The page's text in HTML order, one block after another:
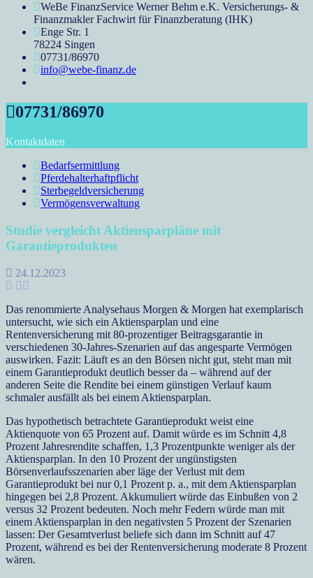
WeBe FinanzService Werner Behm e.K. Versicherungs- &
Finanzmakler Fachwirt für Finanzberatung (IHK)
Enge Str. 1
78224 Singen
07731/86970
info@webe-finanz.de
07731/86970
Kontaktdaten
Bedarfsermittlung
Pferdehalterhaftpflicht
Sterbegeldversicherung
Vermögensverwaltung
Studie vergleicht Aktiensparpläne mit
Garantieprodukten
24.12.2023
Das renommierte Analysehaus Morgen & Morgen hat exemplarisch
untersucht, wie sich ein Aktiensparplan und eine
Rentenversicherung mit 80-prozentiger Beitragsgarantie in
verschiedenen 30-Jahres-Szenarien auf das angesparte Vermögen
auswirken. Fazit: Läuft es an den Börsen nicht gut, steht man mit
einem Garantieprodukt deutlich besser da – während auf der
anderen Seite die Rendite bei einem günstigen Verlauf kaum
schmaler ausfällt als bei einem Aktiensparplan.
Das hypothetisch betrachtete Garantieprodukt weist eine
Aktienquote von 65 Prozent auf. Damit würde es im Schnitt 4,8
Prozent Jahresrendite schaffen, 1,3 Prozentpunkte weniger als der
Aktiensparplan. In den 10 Prozent der ungünstigsten
Börsenverlaufsszenarien aber läge der Verlust mit dem
Garantieprodukt bei nur 0,1 Prozent p. a., mit dem Aktiensparplan
hingegen bei 2,8 Prozent. Akkumuliert würde das Einbußen von 2
versus 32 Prozent bedeuten. Noch mehr Federn würde man mit
einem Aktiensparplan in den negativsten 5 Prozent der Szenarien
lassen: Der Gesamtverlust beliefe sich dann im Schnitt auf 47
Prozent, während es bei der Rentenversicherung moderate 8 Prozent
wären.